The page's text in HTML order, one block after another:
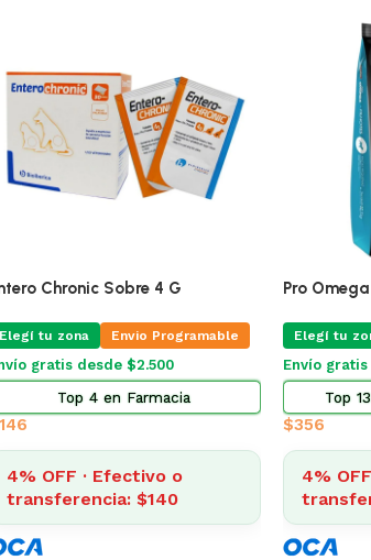
Pro Omega Cachorro Raza Grande
Elegí tu zona
Envío Gratis Programable
Envío gratis
4% OFF · Efectivo o
transferencia: $3.057
$